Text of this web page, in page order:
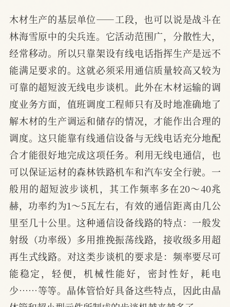
木材生产的基层单位——工段，也可以说是战斗在
林海雪原中的尖兵连。它活动范围广，分散性大，
经常移动。所以只靠架设有线电话指挥生产是远不
能满足要求的。这就必须采用通信质量较高又较为
可靠的超短波无线电步谈机。此外在木材运输的调
度业务方面，值班调度工程师只有及时地准确地了
解木材的生产调运和储存的情况，才能作出合理的
调度。这只能靠有线通信设备与无线电话充分地配
合才能很好地完成这项任务。利用无线电通信，也
可以保证运材的森林铁路机车和汽车安全行驶。一
般用的超短波步谈机，其工作频率多在20～40兆
赫，功率约为1～5瓦左右，有效的通信距离由几公
里至几十公里。这种通信设备线路的特点：一般发
射级（功率级）多用推挽振荡线路，接收级多用超
再生式线路。对这类步谈机的要求是：频率要尽可
能稳定，轻便，机械性能好，密封性好，耗电
少……等等。晶体管恰好具备这些特点，因此由晶